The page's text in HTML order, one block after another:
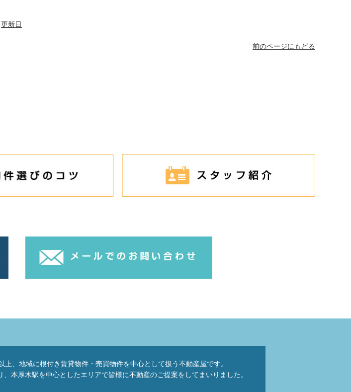
更新日
前のページにもどる
上、地域に根付き賃貸物件・売買物件を中心として扱う不動産屋です。
、本厚木駅を中心としたエリアで皆様に不動産のご提案をしてまいりました。